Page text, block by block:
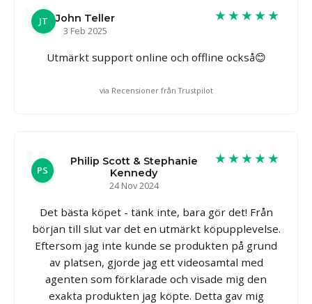
JT
John Teller
3 Feb 2025
★★★★★
Utmärkt support online och offline också😊
via Recensioner från Trustpilot
PS
Philip Scott & Stephanie
Kennedy
24 Nov 2024
★★★★★
Det bästa köpet - tänk inte, bara gör det! Från
början till slut var det en utmärkt köpupplevelse.
Eftersom jag inte kunde se produkten på grund
av platsen, gjorde jag ett videosamtal med
agenten som förklarade och visade mig den
exakta produkten jag köpte. Detta gav mig